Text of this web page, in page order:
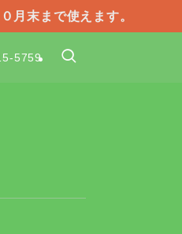
月末まで使えます。
5759